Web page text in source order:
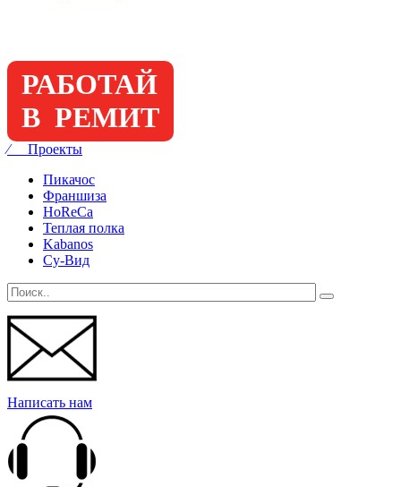
РАБОТАЙ
В РЕМИТ
⁄ Проекты
Пикачос
Франшиза
HoReCa
Теплая полка
Kabanos
Су-Вид
Написать нам